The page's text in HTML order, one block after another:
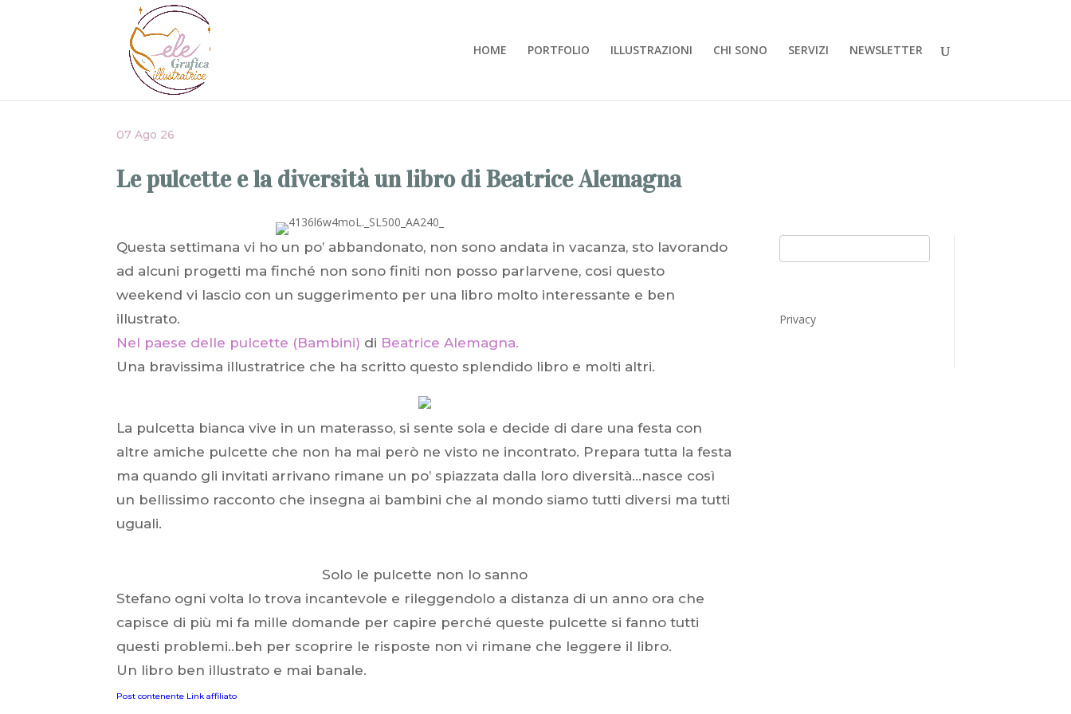
HOME PORTFOLIO ILLUSTRAZIONI CHI SONO SERVIZI NEWSLETTER
07 Ago 26
Le pulcette e la diversità un libro di Beatrice Alemagna
Questa settimana vi ho un po’ abbandonato, non sono andata in vacanza, sto lavorando
ad alcuni progetti ma finché non sono finiti non posso parlarvene, cosi questo
weekend vi lascio con un suggerimento per una libro molto interessante e ben
illustrato.
Nel paese delle pulcette (Bambini) di Beatrice Alemagna.
Una bravissima illustratrice che ha scritto questo splendido libro e molti altri.
La pulcetta bianca vive in un materasso, si sente sola e decide di dare una festa con
altre amiche pulcette che non ha mai però ne visto ne incontrato. Prepara tutta la festa
ma quando gli invitati arrivano rimane un po’ spiazzata dalla loro diversità…nasce così
un bellissimo racconto che insegna ai bambini che al mondo siamo tutti diversi ma tutti
uguali.
Solo le pulcette non lo sanno
Stefano ogni volta lo trova incantevole e rileggendolo a distanza di un anno ora che
capisce di più mi fa mille domande per capire perché queste pulcette si fanno tutti
questi problemi..beh per scoprire le risposte non vi rimane che leggere il libro.
Un libro ben illustrato e mai banale.
Post contenente Link affiliato
Privacy